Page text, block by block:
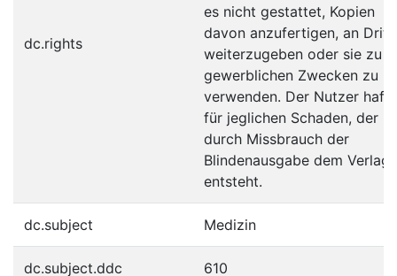
dc.rights
es nicht gestattet, Kopien
davon anzufertigen, an
weiterzugeben oder sie zu
gewerblichen Zwecken zu
verwenden. Der Nutzer
für jeglichen Schaden, der
durch Missbrauch der
Blindenausgabe dem Verlag
entsteht.
dc.subject Medizin
dc.subject.ddc 610